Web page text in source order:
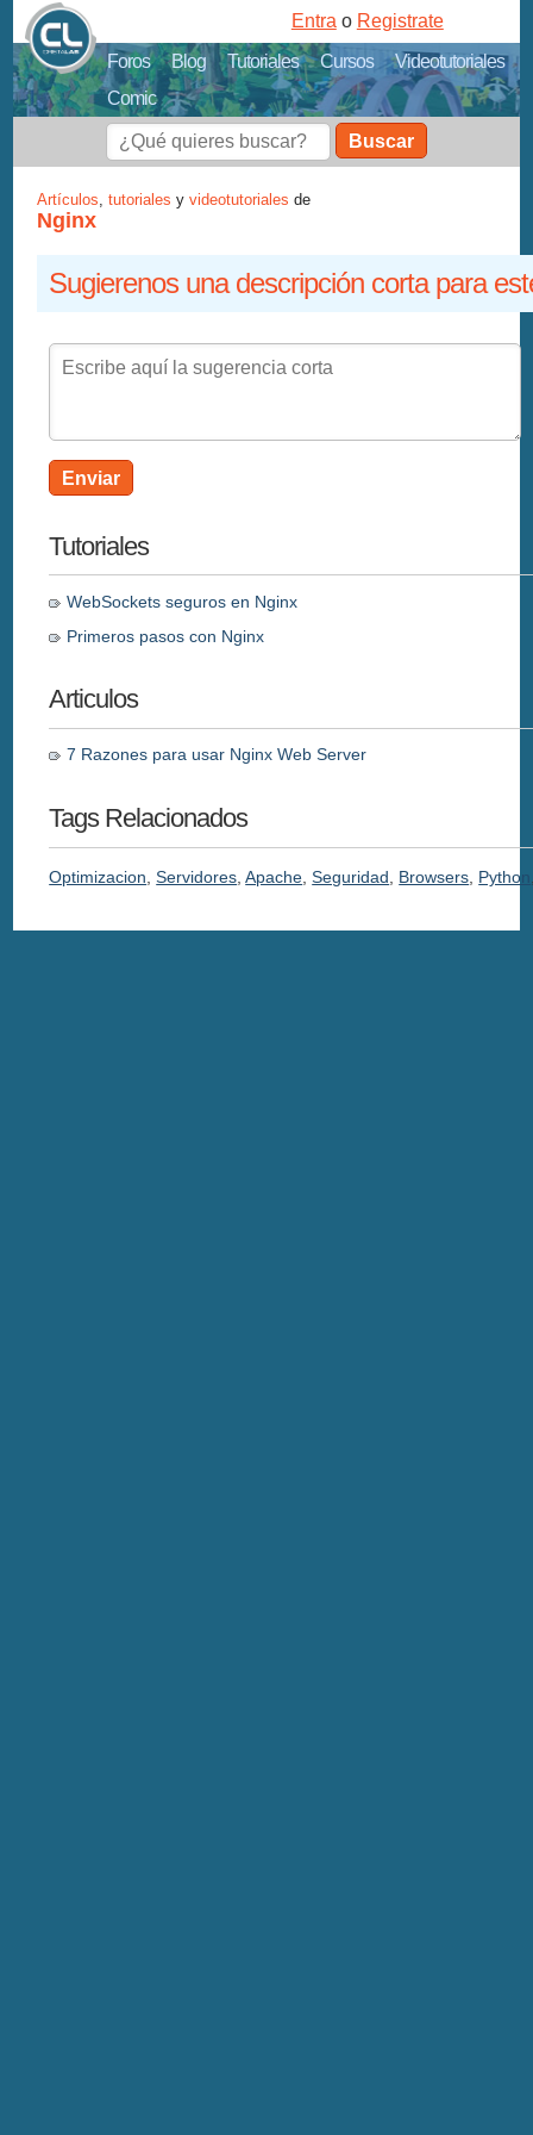
Foros Blog Tutoriales Cursos
Videotutoriales
Comic
Entra o Registrate
Buscar
Artículos,tutoriales yvideotutoriales de
Nginx
Sugierenos una descripción corta para
Enviar
Tutoriales
WebSockets seguros en Nginx
Primeros pasos con Nginx
Articulos
7 Razones para usar Nginx Web Server
Tags Relacionados
Optimizacion ,Servidores ,Apache ,Seguridad Browsers Python